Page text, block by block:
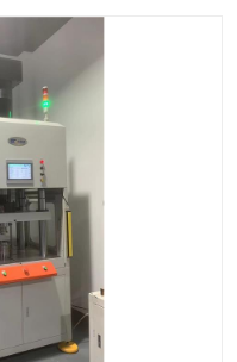
伺服压力机-电子压力机
密伺服压力机